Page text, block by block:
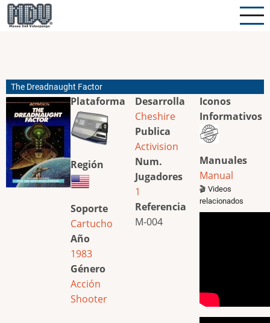
Pasar
al
The Dreadnaught Factor
Plataforma
Región
Soporte
Cartucho
Año
1983
Género
Acción
Shooter
Desarrolla
Cheshire
Publica
Activision
Num.
Jugadores
1
Referencia
M-004
Iconos
Informativos
Manuales
Manual
🎬 Videos
relacionados